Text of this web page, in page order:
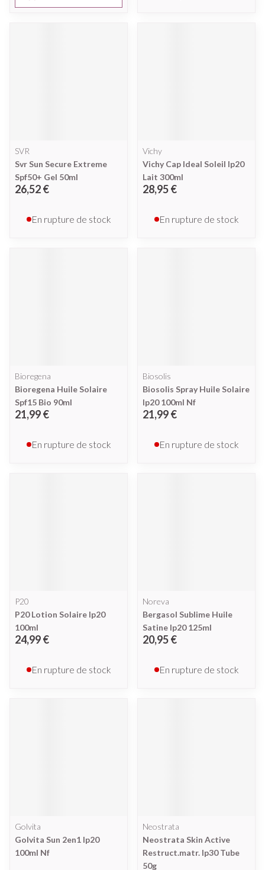
SVR
Svr Sun Secure Extreme
Spf50+ Gel 50ml
26,52 €
En rupture de stock
Vichy
Vichy Cap Ideal Soleil Ip20
Lait 300ml
28,95 €
En rupture de stock
Bioregena
Bioregena Huile Solaire
Spf15 Bio 90ml
21,99 €
En rupture de stock
Biosolis
Biosolis Spray Huile Solaire
Ip20 100ml Nf
21,99 €
En rupture de stock
P20
P20 Lotion Solaire Ip20
100ml
24,99 €
En rupture de stock
Noreva
Bergasol Sublime Huile
Satine Ip20 125ml
20,95 €
En rupture de stock
Golvita
Golvita Sun 2en1 Ip20
100ml Nf
Neostrata
Neostrata Skin Active
Restruct.matr. Ip30 Tube
50g